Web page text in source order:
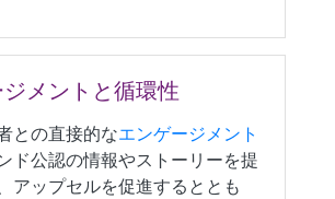
メントと循環性
との直接的なエンゲージメント
ド公認の情報やストーリーを提
アップセルを促進するととも